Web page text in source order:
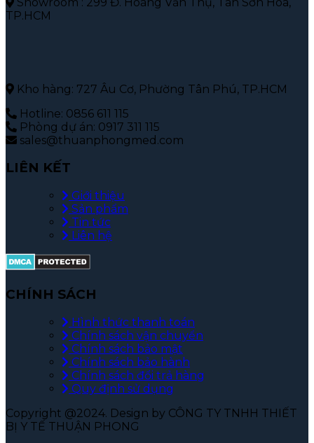
TP.HCM
Kho hàng: 727 Âu Cơ, Phường Tân Phú, TP.HCM
Hotline: 0856 611 115
Phòng dự án: 0917 311 115
sales@thuanphongmed.com
LIÊN KẾT
Giới thiệu
Sản phẩm
Tin tức
Liên hệ
CHÍNH SÁCH
Hình thức thanh toán
Chính sách vận chuyển
Chính sách bảo mật
Chính sách bảo hành
Chính sách đổi trả hàng
Quy định sử dụng
Copyright @2024. Design by CÔNG TY TNHH THIẾT
BỊ Y TẾ THUẬN PHONG